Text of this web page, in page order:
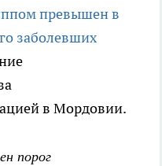
превышен в
заболевших
в Мордовии.
порог